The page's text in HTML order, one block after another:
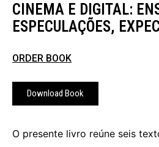
CINEMA E DIGITAL:
ESPECULAÇÕES,
ORDER BOOK
Download Book
O presente livro reúne seis